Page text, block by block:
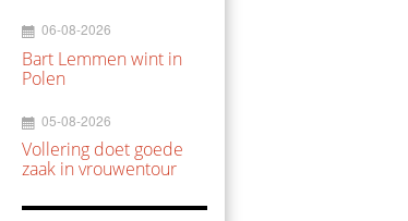
06-08-2026
Bart Lemmen wint in
Polen
05-08-2026
Vollering doet goede
zaak in vrouwentour